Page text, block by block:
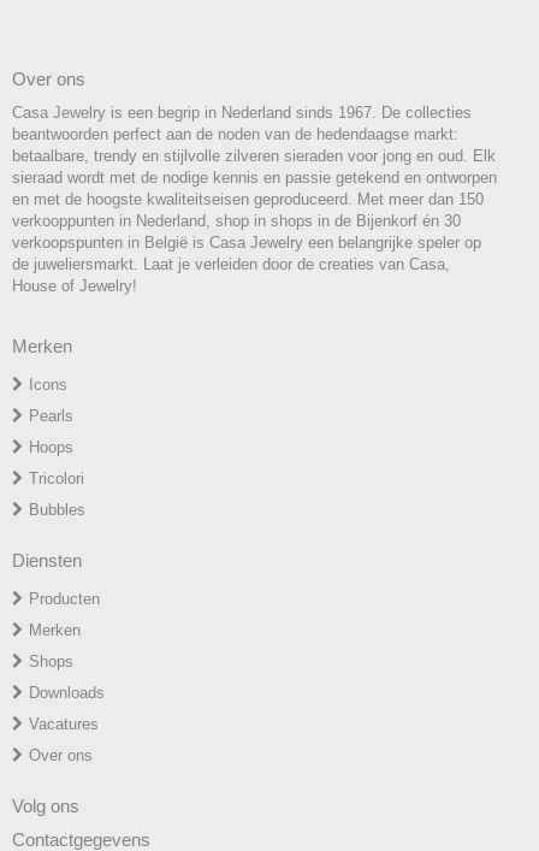
Over ons
Casa Jewelry is een begrip in Nederland sinds 1967. De collecties
beantwoorden perfect aan de noden van de hedendaagse markt:
betaalbare, trendy en stijlvolle zilveren sieraden voor jong en oud. Elk
sieraad wordt met de nodige kennis en passie getekend en ontworpen
en met de hoogste kwaliteitseisen geproduceerd. Met meer dan 150
verkooppunten in Nederland, shop in shops in de Bijenkorf én 30
verkoopspunten in België is Casa Jewelry een belangrijke speler op
de juweliersmarkt. Laat je verleiden door de creaties van Casa,
House of Jewelry!
Merken
Icons
Pearls
Hoops
Tricolori
Bubbles
Diensten
Producten
Merken
Shops
Downloads
Vacatures
Over ons
Volg ons
Contactgegevens